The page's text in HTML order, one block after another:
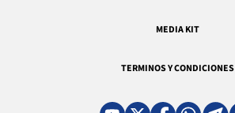
MEDIA KIT
TERMINOS Y CONDICIONES